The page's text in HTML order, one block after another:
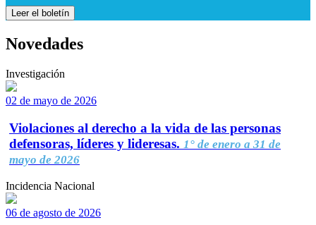
Leer el boletín
Novedades
Investigación
02 de mayo de 2026
Violaciones al derecho a la vida de las personas
defensoras, líderes y lideresas. 1° de enero a 31 de
mayo de 2026
Incidencia Nacional
06 de agosto de 2026